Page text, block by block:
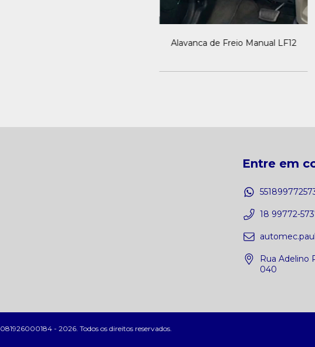
Alavanca de Freio Manual LF12
Entre em
18 99772-
Rua Adelino
040
- 2026. Todos os direitos reservados.